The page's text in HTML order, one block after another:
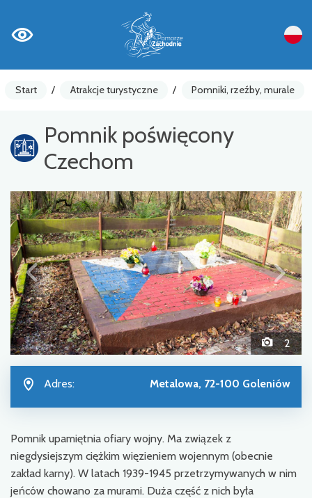
Start / Atrakcje turystyczne / Pomniki, rzeźby, murale
Pomnik poświęcony
Czechom
2
Adres: Metalowa, 72-100 Goleniów
Pomnik upamiętnia ofiary wojny. Ma związek z
niegdysiejszym ciężkim więzieniem wojennym (obecnie
zakład karny). W latach 1939-1945 przetrzymywanych w nim
jeńców chowano za murami. Duża część z nich była